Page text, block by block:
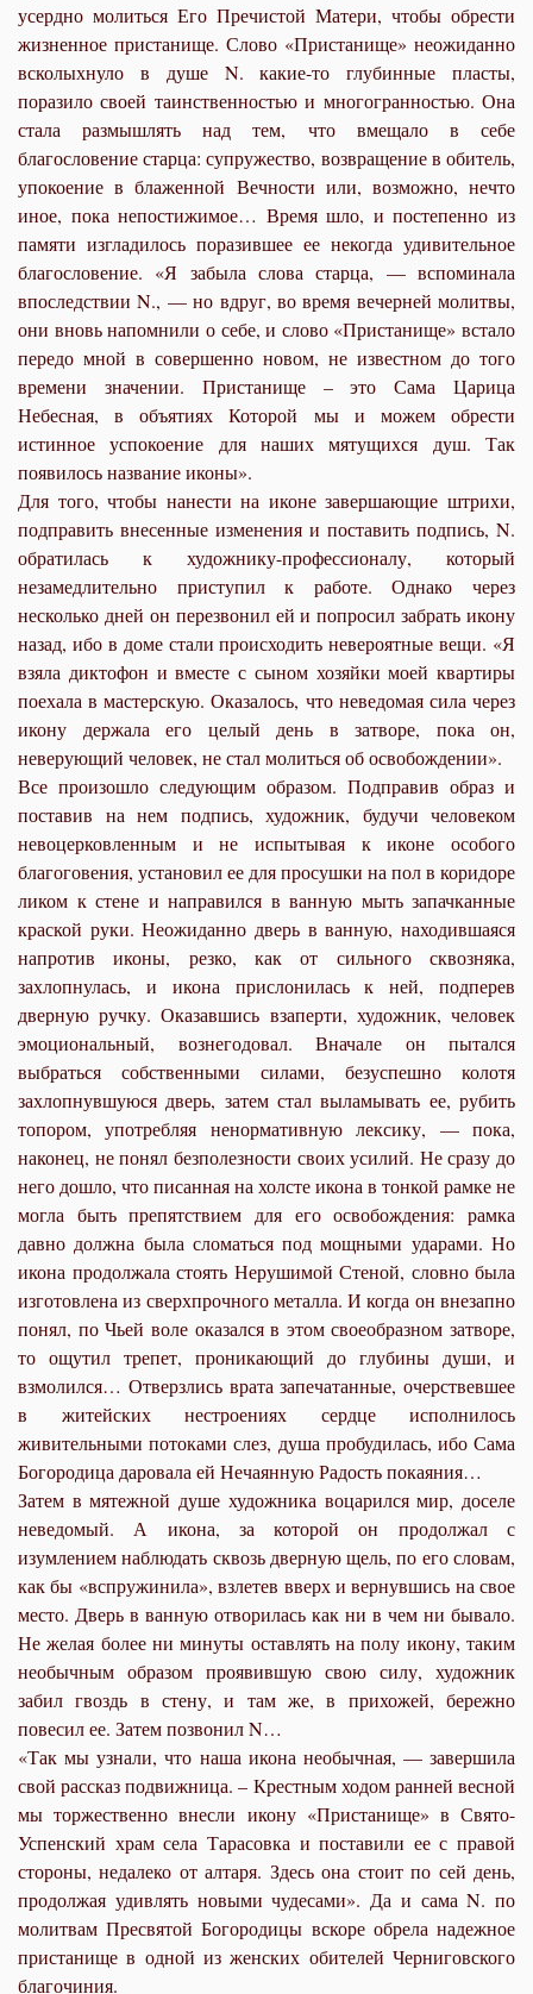
усердно молиться Его Пречистой Матери, чтобы обрести
жизненное пристанище. Слово «Пристанище» неожиданно
всколыхнуло в душе N. какие-то глубинные пласты,
поразило своей таинственностью и многогранностью. Она
стала размышлять над тем, что вмещало в себе
благословение старца: супружество, возвращение в обитель,
упокоение в блаженной Вечности или, возможно, нечто
иное, пока непостижимое… Время шло, и постепенно из
памяти изгладилось поразившее ее некогда удивительное
благословение. «Я забыла слова старца, — вспоминала
впоследствии N., — но вдруг, во время вечерней молитвы,
они вновь напомнили о себе, и слово «Пристанище» встало
передо мной в совершенно новом, не известном до того
времени значении. Пристанище – это Сама Царица
Небесная, в объятиях Которой мы и можем обрести
истинное успокоение для наших мятущихся душ. Так
появилось название иконы».
Для того, чтобы нанести на иконе завершающие штрихи,
подправить внесенные изменения и поставить подпись, N.
обратилась к художнику-профессионалу, который
незамедлительно приступил к работе. Однако через
несколько дней он перезвонил ей и попросил забрать икону
назад, ибо в доме стали происходить невероятные вещи. «Я
взяла диктофон и вместе с сыном хозяйки моей квартиры
поехала в мастерскую. Оказалось, что неведомая сила через
икону держала его целый день в затворе, пока он,
неверующий человек, не стал молиться об освобождении».
Все произошло следующим образом. Подправив образ и
поставив на нем подпись, художник, будучи человеком
невоцерковленным и не испытывая к иконе особого
благоговения, установил ее для просушки на пол в коридоре
ликом к стене и направился в ванную мыть запачканные
краской руки. Неожиданно дверь в ванную, находившаяся
напротив иконы, резко, как от сильного сквозняка,
захлопнулась, и икона прислонилась к ней, подперев
дверную ручку. Оказавшись взаперти, художник, человек
эмоциональный, вознегодовал. Вначале он пытался
выбраться собственными силами, безуспешно колотя
захлопнувшуюся дверь, затем стал выламывать ее, рубить
топором, употребляя ненормативную лексику, — пока,
наконец, не понял безполезности своих усилий. Не сразу до
него дошло, что писанная на холсте икона в тонкой рамке не
могла быть препятствием для его освобождения: рамка
давно должна была сломаться под мощными ударами. Но
икона продолжала стоять Нерушимой Стеной, словно была
изготовлена из сверхпрочного металла. И когда он внезапно
понял, по Чьей воле оказался в этом своеобразном затворе,
то ощутил трепет, проникающий до глубины души, и
взмолился… Отверзлись врата запечатанные, очерствевшее
в житейских нестроениях сердце исполнилось
живительными потоками слез, душа пробудилась, ибо Сама
Богородица даровала ей Нечаянную Радость покаяния…
Затем в мятежной душе художника воцарился мир, доселе
неведомый. А икона, за которой он продолжал с
изумлением наблюдать сквозь дверную щель, по его словам,
как бы «вспружинила», взлетев вверх и вернувшись на свое
место. Дверь в ванную отворилась как ни в чем ни бывало.
Не желая более ни минуты оставлять на полу икону, таким
необычным образом проявившую свою силу, художник
забил гвоздь в стену, и там же, в прихожей, бережно
повесил ее. Затем позвонил N…
«Так мы узнали, что наша икона необычная, — завершила
свой рассказ подвижница. – Крестным ходом ранней весной
мы торжественно внесли икону «Пристанище» в Свято-
Успенский храм села Тарасовка и поставили ее с правой
стороны, недалеко от алтаря. Здесь она стоит по сей день,
продолжая удивлять новыми чудесами». Да и сама N. по
молитвам Пресвятой Богородицы вскоре обрела надежное
пристанище в одной из женских обителей Черниговского
благочиния.